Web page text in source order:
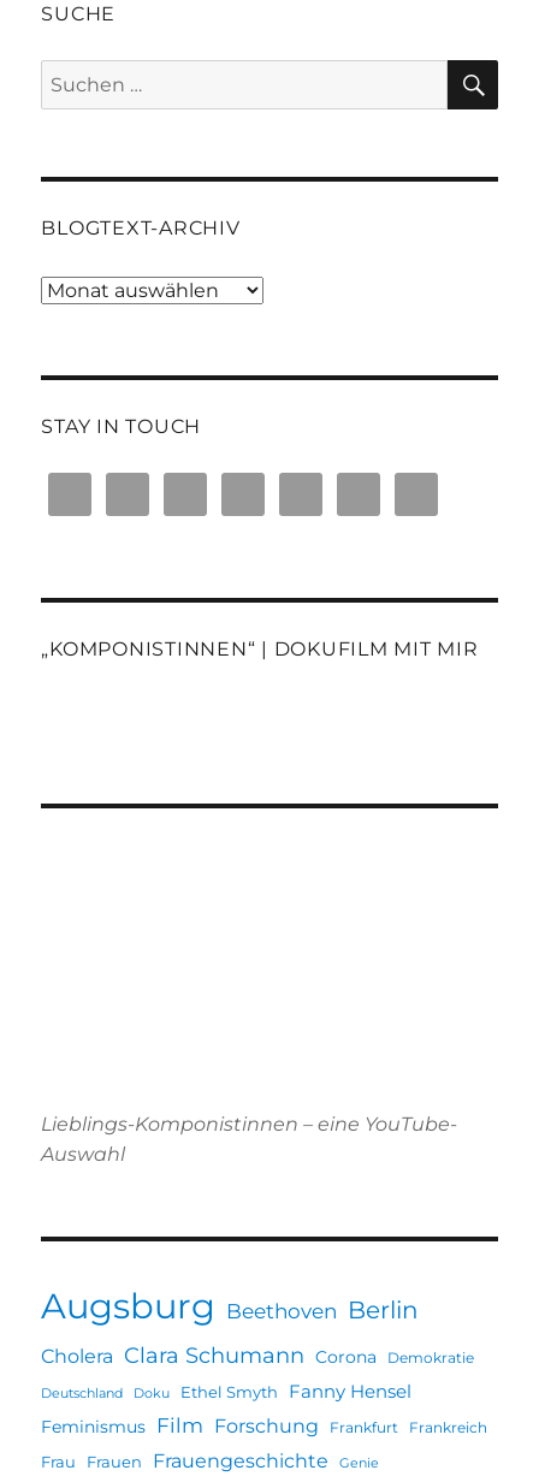
SUCHE
Suchen
nach:
BLOGTEXT-ARCHIV
Blogtext-
STAY IN TOUCH
„KOMPONISTINNEN“ | DOKUFILM MIT MIR
Lieblings-Komponistinnen – eine YouTube-
Auswahl
Augsburg Beethoven Berlin
Cholera Clara Schumann Corona Demokratie
Deutschland Doku Ethel Smyth Fanny Hensel
Feminismus Film Forschung Frankfurt Frankreich
Frau Frauen Frauengeschichte Genie